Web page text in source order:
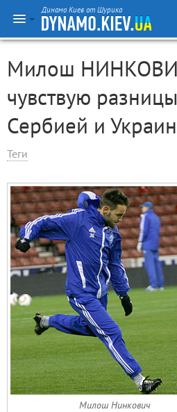
Динамо Киев от Шурика
Милош
чувствую
Сербией и
Теги
Милош Нинкович